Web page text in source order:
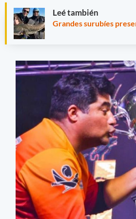
Leé también
Grandes surubíes